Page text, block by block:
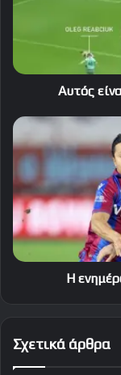
Ρεαμπτσιούκ
Αυτός
Η
ενημέρωση
της
Γαλατά
για
τον
Ομάρ
Η
Σχετικά άρθρα